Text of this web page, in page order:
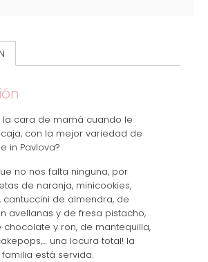
la cara de mamá cuando le
con la mejor variedad de
in Pavlova?
no nos falta ninguna, por
de naranja, minicookies,
cantuccini de almendra, de
avellanas y de fresa pistacho,
y ron, de mantequilla,
una locura total! la
está servida.